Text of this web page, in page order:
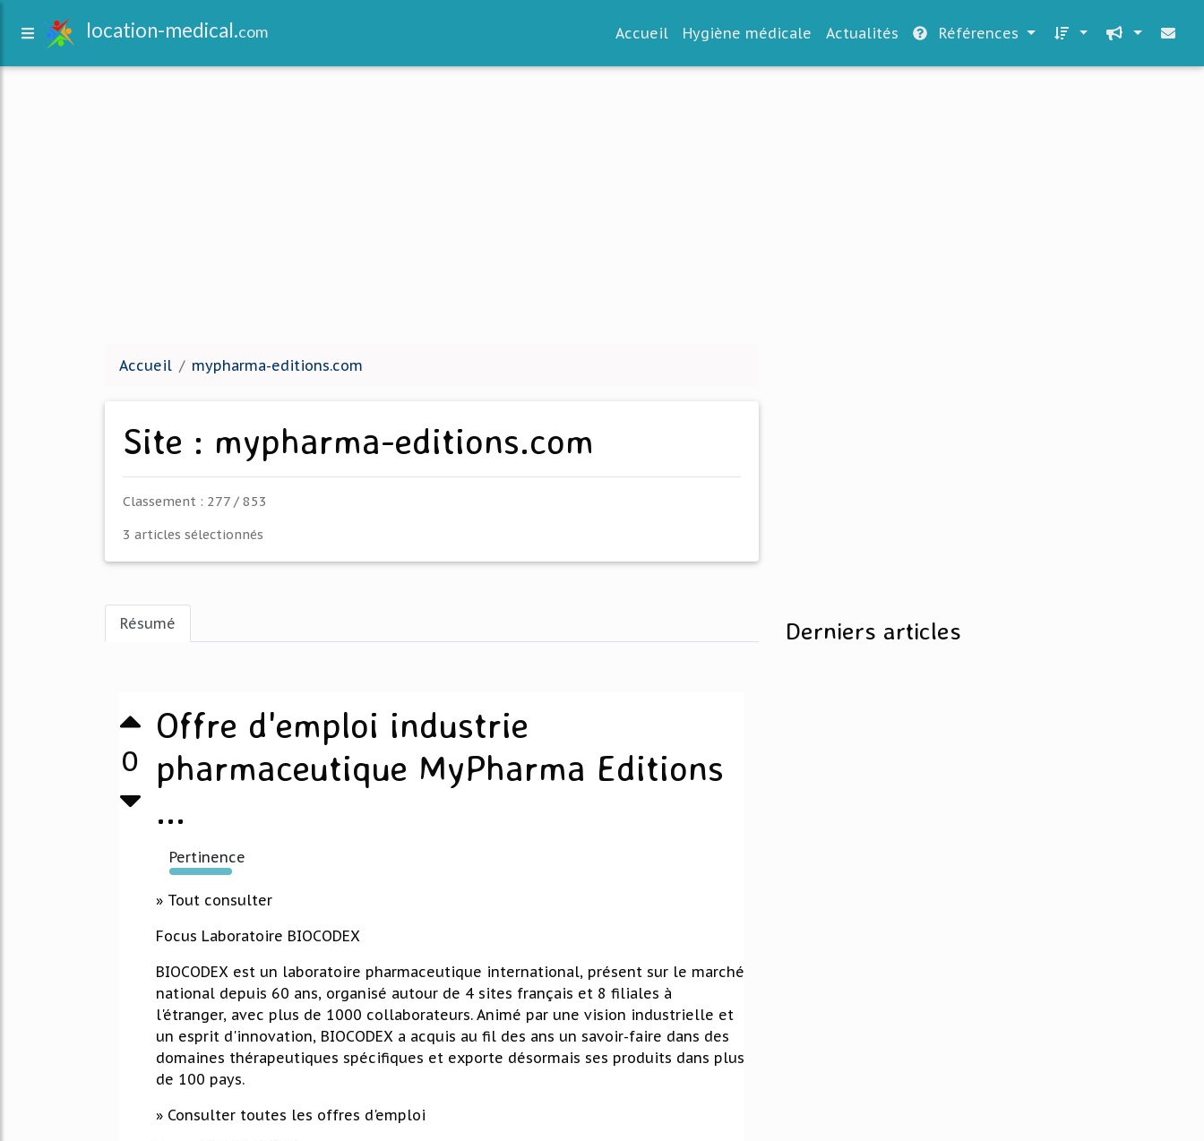
location-medical.com Accueil Hygiène médicale Actualités Références
Accueil mypharma-editions.com
Site : mypharma-editions.com
Classement : 277 / 853
3 articles sélectionnés
Résumé
0
Offre d'emploi industrie
pharmaceutique MyPharma Editions
...
Pertinence
292%
» Tout consulter
Focus Laboratoire BIOCODEX
BIOCODEX est un laboratoire pharmaceutique international, présent sur le marché
national depuis 60 ans, organisé autour de 4 sites français et 8 filiales à
l'étranger, avec plus de 1000 collaborateurs. Animé par une vision industrielle et
un esprit d'innovation, BIOCODEX a acquis au fil des ans un savoir-faire dans des
domaines thérapeutiques spécifiques et exporte désormais ses produits dans plus
de 100 pays.
» Consulter toutes les offres d'emploi
Derniers articles